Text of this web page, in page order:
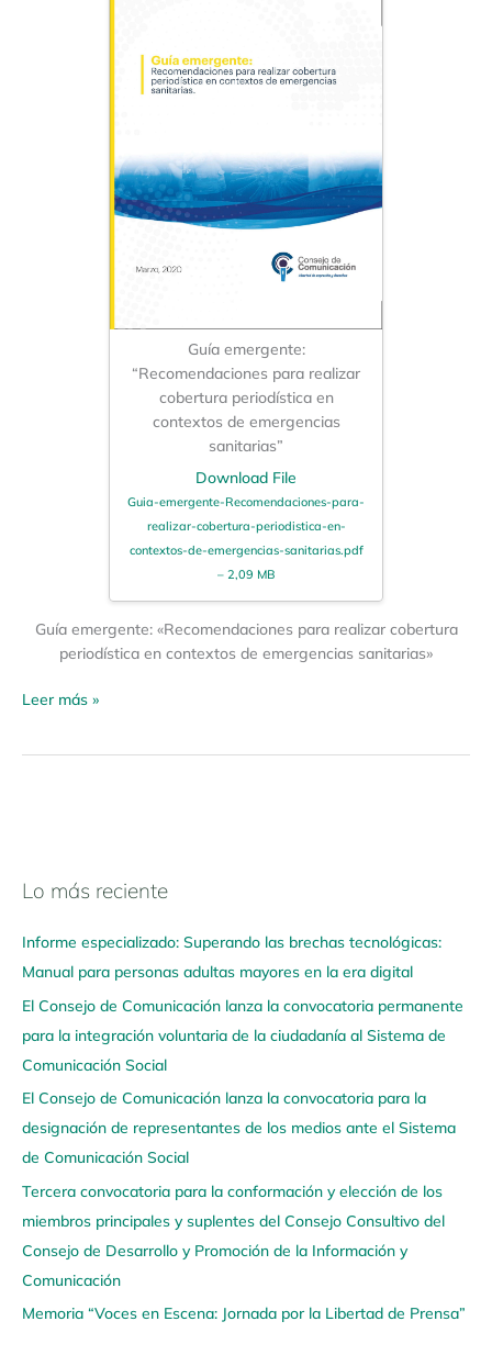
Guía emergente:
“Recomendaciones para realizar
cobertura periodística en
contextos de emergencias
sanitarias”
Download File
Guia-emergente-Recomendaciones-para-
realizar-cobertura-periodistica-en-
contextos-de-emergencias-sanitarias.pdf
– 2,09 MB
Guía emergente: «Recomendaciones para realizar cobertura
periodística en contextos de emergencias sanitarias»
Leer más »
Lo más reciente
Informe especializado: Superando las brechas tecnológicas:
Manual para personas adultas mayores en la era digital
El Consejo de Comunicación lanza la convocatoria permanente
para la integración voluntaria de la ciudadanía al Sistema de
Comunicación Social
El Consejo de Comunicación lanza la convocatoria para la
designación de representantes de los medios ante el Sistema
de Comunicación Social
Tercera convocatoria para la conformación y elección de los
miembros principales y suplentes del Consejo Consultivo del
Consejo de Desarrollo y Promoción de la Información y
Comunicación
Memoria “Voces en Escena: Jornada por la Libertad de Prensa”
N
v
e
g
a
a
q
u
í